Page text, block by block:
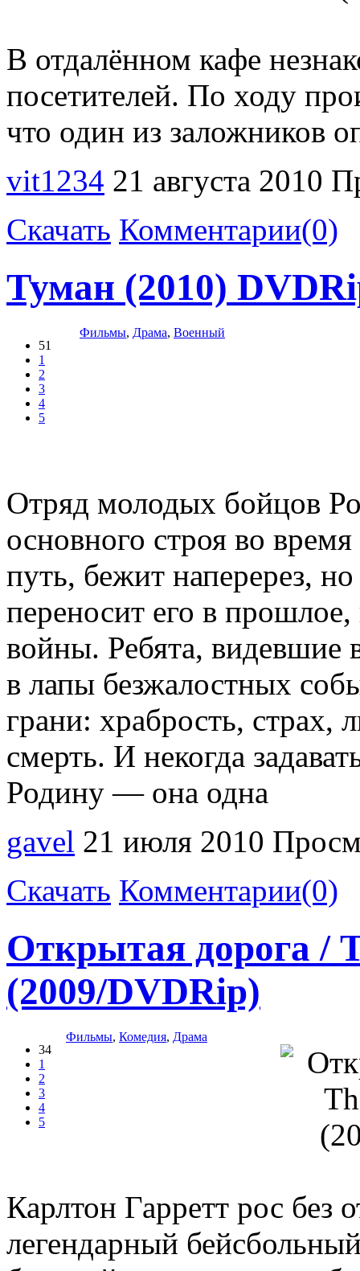
В отдалённом кафе
посетителей. По ходу
что один из заложников
vit1234 21 августа 2010
Скачать Комментарии(0)
Туман (2010)
51
1
2
3
4
5
Фильмы, Драма, Военный
Отряд молодых бойцов
основного строя во
путь, бежит наперерез,
переносит его в
войны. Ребята, видевшие
в лапы безжалостных
грани: храбрость, страх,
смерть. И некогда
Родину — она одна
gavel 21 июля 2010
Скачать Комментарии(0)
Открытая дорога /
(2009/DVDRip)
34
1
2
3
4
5
Фильмы, Комедия, Драма
Карлтон Гарретт рос без
легендарный